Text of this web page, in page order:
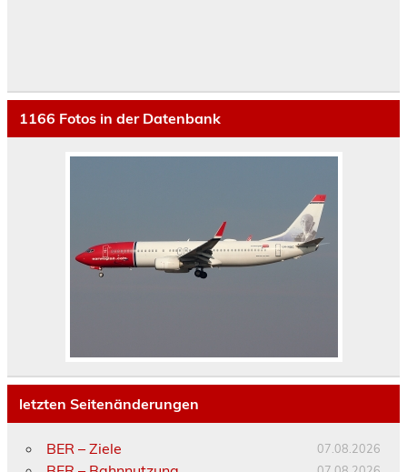
1166 Fotos in der Datenbank
letzten Seitenänderungen
BER – Ziele 07.08.2026